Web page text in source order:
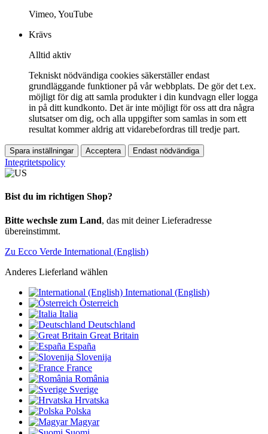
Vimeo, YouTube
Krävs
Alltid aktiv
Tekniskt nödvändiga cookies säkerställer endast
grundläggande funktioner på vår webbplats. De gör det t.ex.
möjligt för dig att samla produkter i din kundvagn eller logga
in på ditt kundkonto. Det är inte möjligt för oss att dra några
slutsatser om dig, och alla uppgifter som samlas in som ett
resultat kommer aldrig att vidarebefordras till tredje part.
Spara inställningar Acceptera Endast nödvändiga
Integritetspolicy
Bist du im richtigen Shop?
Bitte wechsle zum Land, das mit deiner Lieferadresse
übereinstimmt.
Zu Ecco Verde International (English)
Anderes Lieferland wählen
International (English)
Österreich
Italia
Deutschland
Great Britain
España
Slovenija
France
România
Sverige
Hrvatska
Polska
Magyar